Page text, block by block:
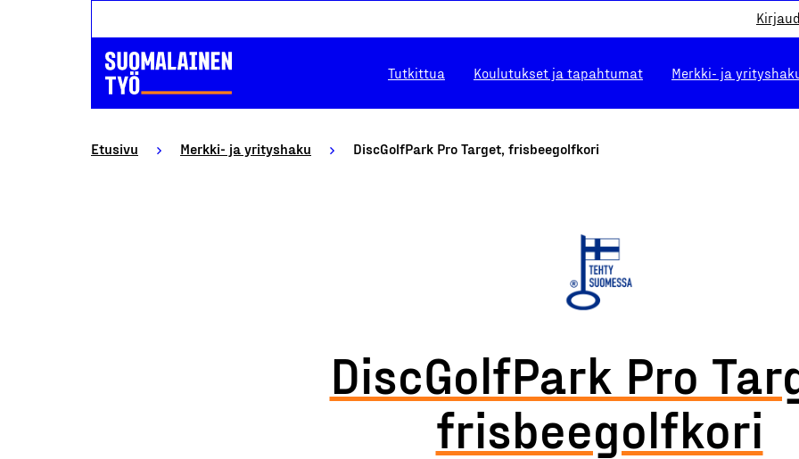
Tutkittua Koulutukset ja tapahtumat Merkki- ja
Etusivu Merkki- ja yrityshaku DiscGolfPark Pro Target, frisbeegolfkori
DiscGolfPark Pro
frisbeegolfkori